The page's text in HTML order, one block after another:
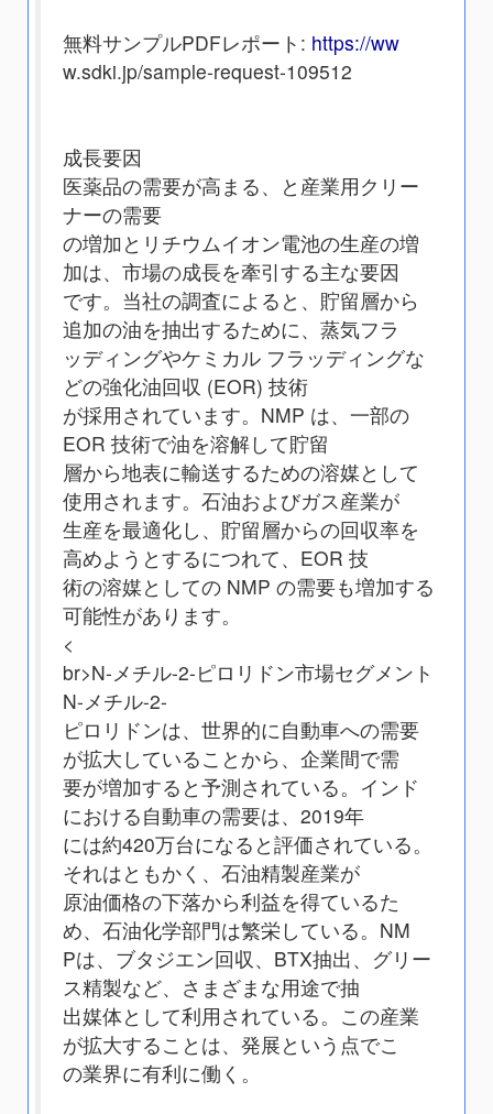
無料サンプルPDFレポート: https://ww
w.sdki.jp/sample-request-109512
成長要因
医薬品の需要が高まる、と産業用クリー
ナーの需要
の増加とリチウムイオン電池の生産の増
加は、市場の成長を牽引する主な要因
です。当社の調査によると、貯留層から
追加の油を抽出するために、蒸気フラ
ッディングやケミカル フラッディングな
どの強化油回収 (EOR) 技術
が採用されています。NMP は、一部の
EOR 技術で油を溶解して貯留
層から地表に輸送するための溶媒として
使用されます。石油およびガス産業が
生産を最適化し、貯留層からの回収率を
高めようとするにつれて、EOR 技
術の溶媒としての NMP の需要も増加する
可能性があります。
<
br>N-メチル-2-ピロリドン市場セグメント
N-メチル-2-
ピロリドンは、世界的に自動車への需要
が拡大していることから、企業間で需
要が増加すると予測されている。インド
における自動車の需要は、2019年
には約420万台になると評価されている。
それはともかく、石油精製産業が
原油価格の下落から利益を得ているた
め、石油化学部門は繁栄している。NM
Pは、ブタジエン回収、BTX抽出、グリー
ス精製など、さまざまな用途で抽
出媒体として利用されている。この産業
が拡大することは、発展という点でこ
の業界に有利に働く。